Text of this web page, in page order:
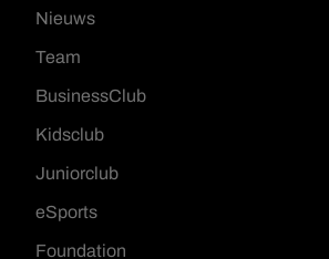
Nieuws
Team
BusinessClub
Kidsclub
Juniorclub
eSports
Foundation